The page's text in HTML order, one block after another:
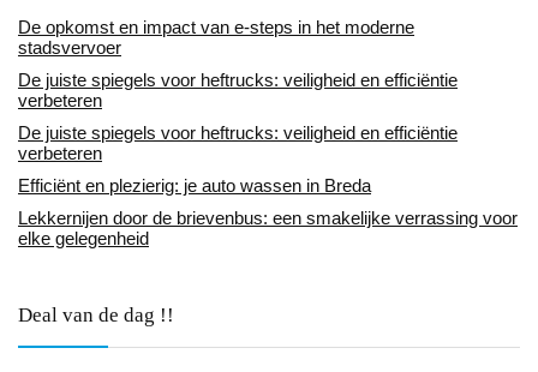
De opkomst en impact van e-steps in het moderne
stadsvervoer
De juiste spiegels voor heftrucks: veiligheid en efficiëntie
verbeteren
De juiste spiegels voor heftrucks: veiligheid en efficiëntie
verbeteren
Efficiënt en plezierig: je auto wassen in Breda
Lekkernijen door de brievenbus: een smakelijke verrassing voor
elke gelegenheid
Deal van de dag !!